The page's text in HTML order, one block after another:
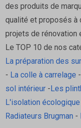
• Le siphon peut‑il
360°.
• Le produit est‑il
• Peut‑on le
passage possible
des produits de
qualité et proposés
projets de rénovation
Le TOP 10 de nos
La préparation des
- La colle à carrelage -
sol intérieur- Les
L'isolation écologique
Radiateurs Brugman -